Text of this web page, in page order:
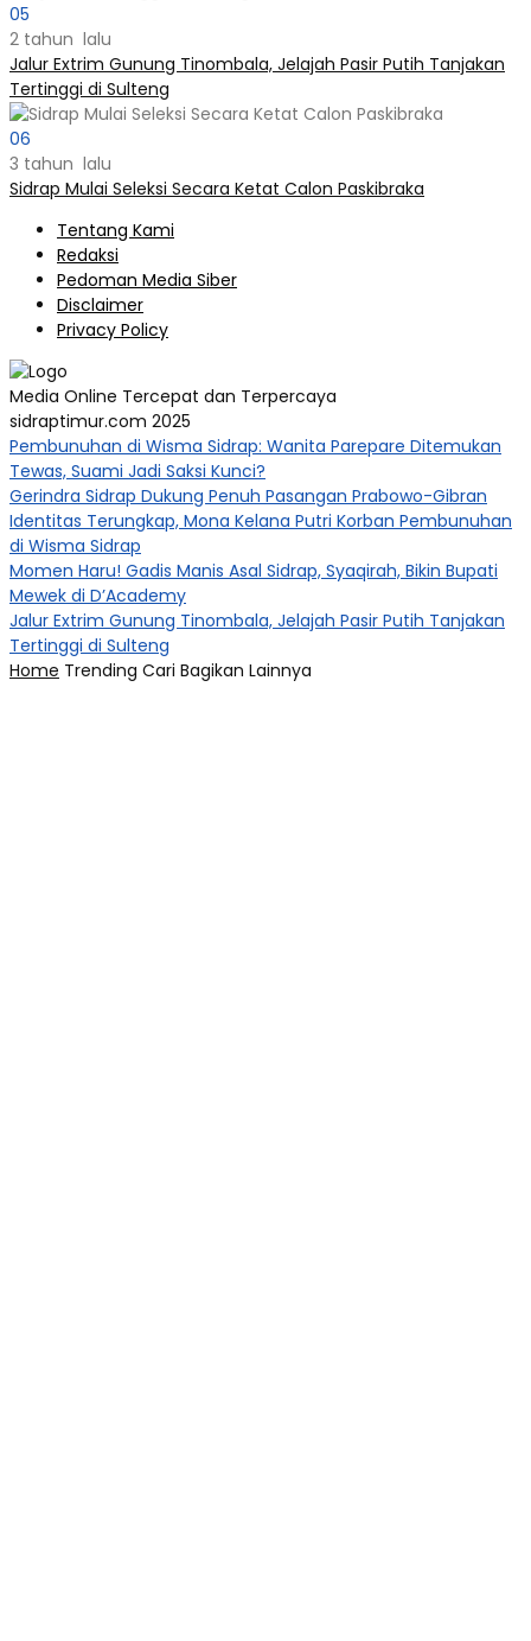
05
2 tahun lalu
Jalur Extrim Gunung Tinombala, Jelajah Pasir Putih Tanjakan
Tertinggi di Sulteng
06
3 tahun lalu
Sidrap Mulai Seleksi Secara Ketat Calon Paskibraka
Tentang Kami
Redaksi
Pedoman Media Siber
Disclaimer
Privacy Policy
Media Online Tercepat dan Terpercaya
sidraptimur.com 2025
Pembunuhan di Wisma Sidrap: Wanita Parepare Ditemukan
Tewas, Suami Jadi Saksi Kunci?
Gerindra Sidrap Dukung Penuh Pasangan Prabowo-Gibran
Identitas Terungkap, Mona Kelana Putri Korban Pembunuhan
di Wisma Sidrap
Momen Haru! Gadis Manis Asal Sidrap, Syaqirah, Bikin Bupati
Mewek di D’Academy​
Jalur Extrim Gunung Tinombala, Jelajah Pasir Putih Tanjakan
Tertinggi di Sulteng
Home Trending Cari Bagikan Lainnya